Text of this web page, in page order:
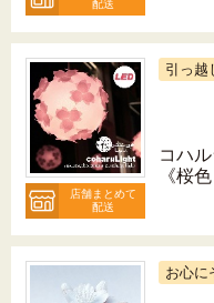
配送
店舗まとめて
配送
引っ越
コハ
《桜
お心に